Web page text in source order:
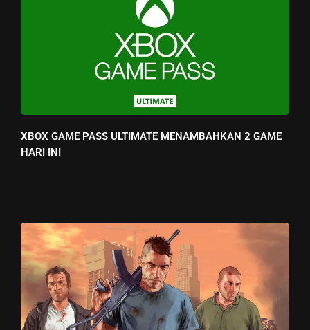
XBOX GAME PASS ULTIMATE MENAMBAHKAN 2 GAME
HARI INI